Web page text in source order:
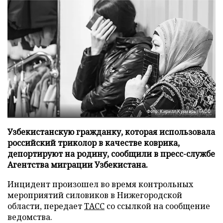
Фото: Кирилл Кухмарь/ТАСС
Узбекистанскую гражданку, которая использовала
российский триколор в качестве коврика,
депортируют на родину, сообщили в пресс-службе
Агентства миграции Узбекистана.
Инцидент произошел во время контрольных
мероприятий силовиков в Нижегородской
области, передаетТАСС со ссылкой на сообщение
ведомства.